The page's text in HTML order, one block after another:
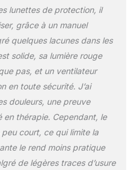
pour une
maximale :
à la technologie
avancée LED à double
longueurs d'onde
produit quatre
précis à 660 nm
850 nm. Répartition
d'énergie plus
que les
à puce
lunettes de protection, il
grâce à un manuel
quelques lacunes dans les
solide, sa lumière rouge
pas, et un ventilateur
en toute sécurité. J’ai
douleurs, une preuve
en thérapie. Cependant, le
court, ce qui limite la
le rend moins pratique
de légères traces d’usure